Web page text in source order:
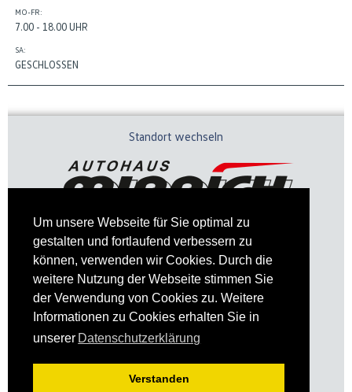
Um unsere Webseite für Sie optimal zu
gestalten und fortlaufend verbessern zu
können, verwenden wir Cookies. Durch die
weitere Nutzung der Webseite stimmen Sie
der Verwendung von Cookies zu. Weitere
Informationen zu Cookies erhalten Sie in
unserer Datenschutzerklärung
Verstanden
MO-FR:
7.00 - 18.00 UHR
SA:
GESCHLOSSEN
Standort wechseln
Impressum Datenschutz